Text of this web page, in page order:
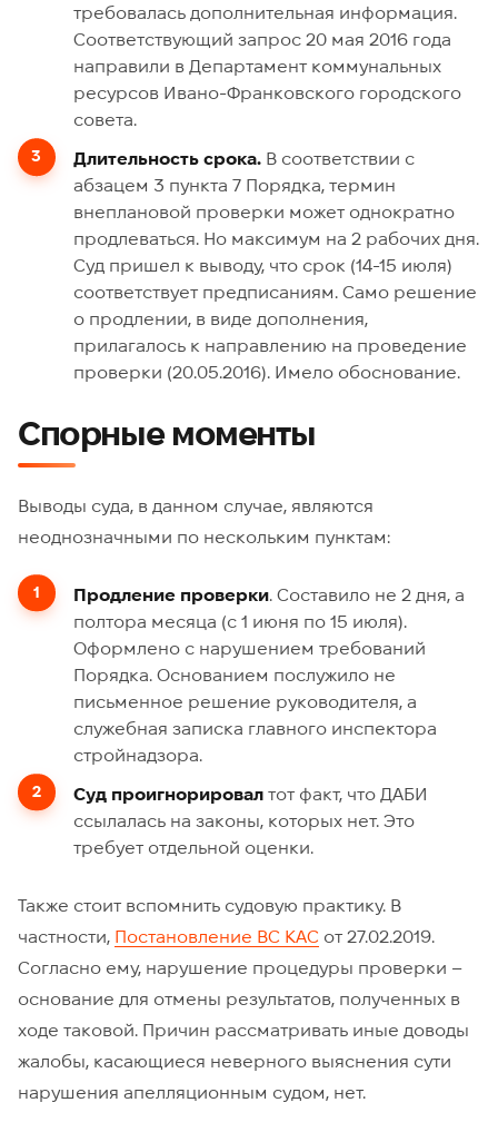
требовалась дополнительная информация.
Соответствующий запрос 20 мая 2016 года
направили в Департамент коммунальных
ресурсов Ивано-Франковского городского
совета.
Длительность срока. В соответствии с
абзацем 3 пункта 7 Порядка, термин
внеплановой проверки может однократно
продлеваться. Но максимум на 2 рабочих дня.
Суд пришел к выводу, что срок (14-15 июля)
соответствует предписаниям. Само решение
о продлении, в виде дополнения,
прилагалось к направлению на проведение
проверки (20.05.2016). Имело обоснование.
Спорные моменты
Выводы суда, в данном случае, являются
неоднозначными по нескольким пунктам:
Продление проверки. Составило не 2 дня, а
полтора месяца (с 1 июня по 15 июля).
Оформлено с нарушением требований
Порядка. Основанием послужило не
письменное решение руководителя, а
служебная записка главного инспектора
стройнадзора.
Суд проигнорировалтот факт, что ДАБИ
ссылалась на законы, которых нет. Это
требует отдельной оценки.
Также стоит вспомнить судовую практику. В
частности, Постановление ВС КАС от 27.02.2019.
Согласно ему, нарушение процедуры проверки –
основание для отмены результатов, полученных в
ходе таковой. Причин рассматривать иные доводы
жалобы, касающиеся неверного выяснения сути
нарушения апелляционным судом, нет.